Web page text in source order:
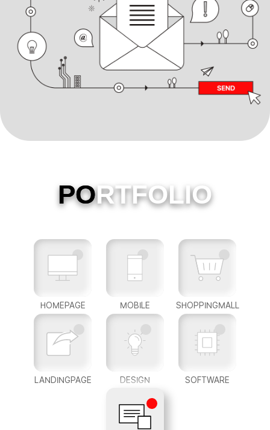
PORTFOLIO
HOMEPAGE MOBILE SHOPPINGMALL
LANDINGPAGE DESIGN SOFTWARE